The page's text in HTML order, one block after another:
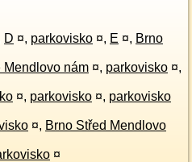
D ¤, parkovisko ¤, E ¤, Brno
Mendlovo nám ¤, parkovisko ¤,
¤, parkovisko ¤, parkovisko
¤, Brno Střed Mendlovo
¤